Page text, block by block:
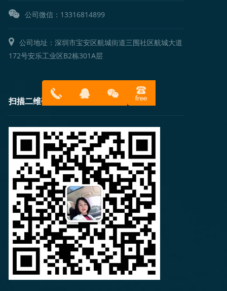
公司微信：13316814899
公司地址：深圳市宝安区航城街道三围社区航城大道
172号安乐工业区B2栋301A层
扫描二维码
899